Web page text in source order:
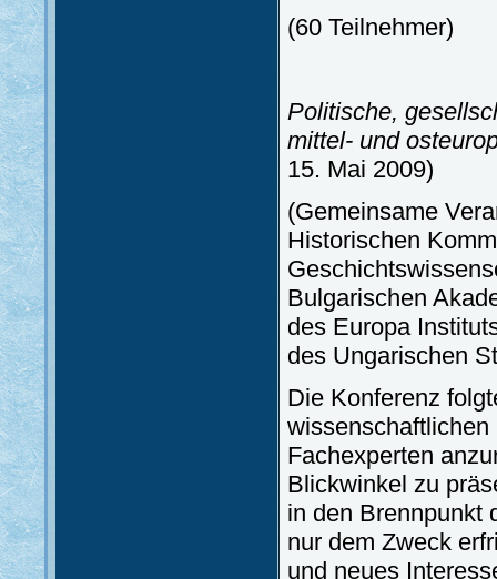
(60 Teilnehmer)
Politische,
mittel- und
15. Mai 2009)
(Gemeinsame
Historischen
Bulgarischen
des Europa
des Ungarischen
Die Konferenz
Fachexperten
Blickwinkel zu
in den Brennpunkt
nur dem Zweck
und neues